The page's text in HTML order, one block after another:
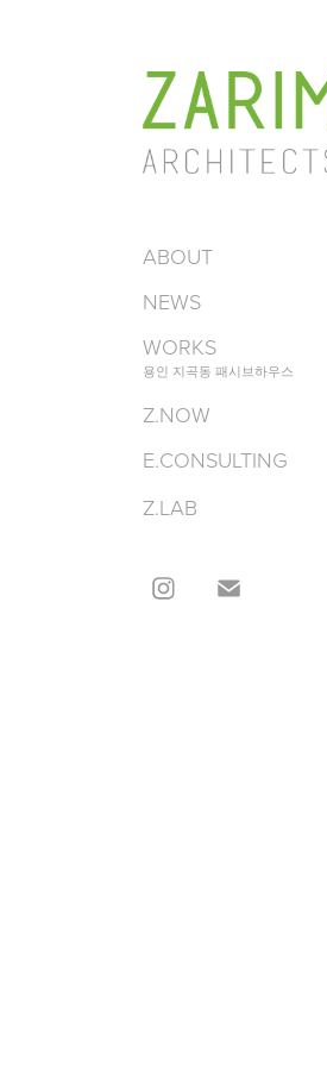
ABOUT
NEWS
WORKS
용인 지곡동 패시브하우스
Z.NOW
E.CONSULTING
Z.LAB